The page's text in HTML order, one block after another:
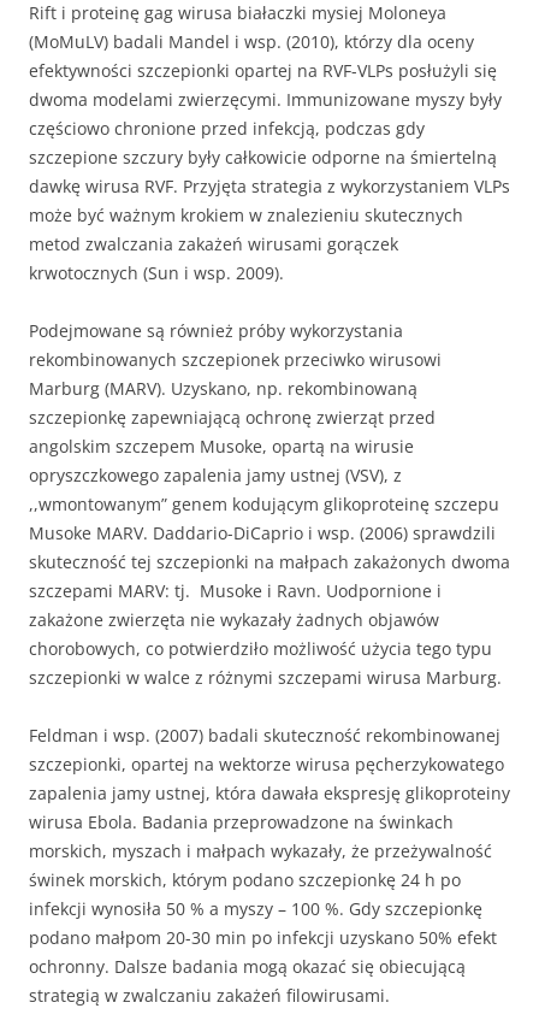
Rift i proteinę gag wirusa białaczki mysiej Moloneya
(MoMuLV) badali Mandel i wsp. (2010), którzy dla oceny
efektywności szczepionki opartej na RVF-VLPs posłużyli się
dwoma modelami zwierzęcymi. Immunizowane myszy były
częściowo chronione przed infekcją, podczas gdy
szczepione szczury były całkowicie odporne na śmiertelną
dawkę wirusa RVF. Przyjęta strategia z wykorzystaniem VLPs
może być ważnym krokiem w znalezieniu skutecznych
metod zwalczania zakażeń wirusami gorączek
krwotocznych (Sun i wsp. 2009).
Podejmowane są również próby wykorzystania
rekombinowanych szczepionek przeciwko wirusowi
Marburg (MARV). Uzyskano, np. rekombinowaną
szczepionkę zapewniającą ochronę zwierząt przed
angolskim szczepem Musoke, opartą na wirusie
opryszczkowego zapalenia jamy ustnej (VSV), z
,,wmontowanym” genem kodującym glikoproteinę szczepu
Musoke MARV. Daddario-DiCaprio i wsp. (2006) sprawdzili
skuteczność tej szczepionki na małpach zakażonych dwoma
szczepami MARV: tj. Musoke i Ravn. Uodpornione i
zakażone zwierzęta nie wykazały żadnych objawów
chorobowych, co potwierdziło możliwość użycia tego typu
szczepionki w walce z różnymi szczepami wirusa Marburg.
Feldman i wsp. (2007) badali skuteczność rekombinowanej
szczepionki, opartej na wektorze wirusa pęcherzykowatego
zapalenia jamy ustnej, która dawała ekspresję glikoproteiny
wirusa Ebola. Badania przeprowadzone na świnkach
morskich, myszach i małpach wykazały, że przeżywalność
świnek morskich, którym podano szczepionkę 24 h po
infekcji wynosiła 50 % a myszy – 100 %. Gdy szczepionkę
podano małpom 20-30 min po infekcji uzyskano 50% efekt
ochronny. Dalsze badania mogą okazać się obiecującą
strategią w zwalczaniu zakażeń filowirusami.